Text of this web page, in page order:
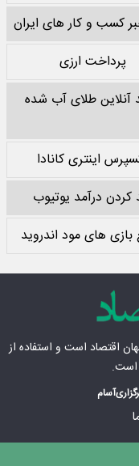
کسب و کار های ایران
پرداخت ارزی
آنلاین طلای آب شده
اینتری کانادا
کردن درآمد یوتیوب
های مود اندروید
اقتصاد است و استفاده از
است.
آسام